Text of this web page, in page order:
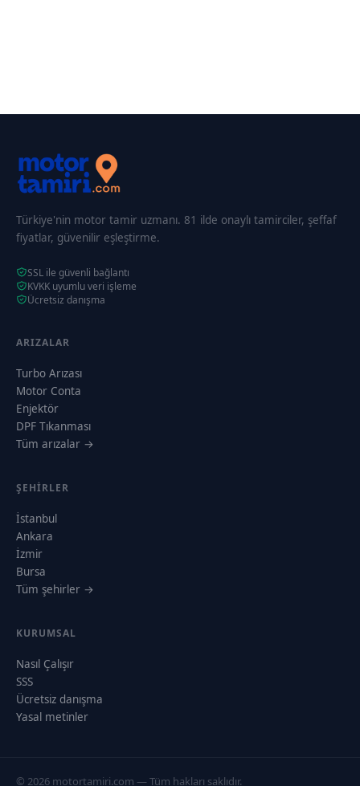
Türkiye'nin motor tamir uzmanı. 81 ilde onaylı tamirciler, şeffaf
fiyatlar, güvenilir eşleştirme.
SSL ile güvenli bağlantı
KVKK uyumlu veri işleme
Ücretsiz danışma
ARIZALAR
Turbo Arızası
Motor Conta
Enjektör
DPF Tıkanması
Tüm arızalar →
ŞEHIRLER
İstanbul
Ankara
İzmir
Bursa
Tüm şehirler →
KURUMSAL
Nasıl Çalışır
SSS
Ücretsiz danışma
Yasal metinler
© 2026 motortamiri.com — Tüm hakları saklıdır.